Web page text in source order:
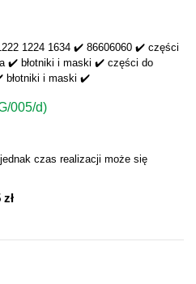
1224 1634 ✔️ 86606060 ✔️ części
✔️ błotniki i maski ✔️ części do
błotniki i maski ✔️
005/d)
czas realizacji może się